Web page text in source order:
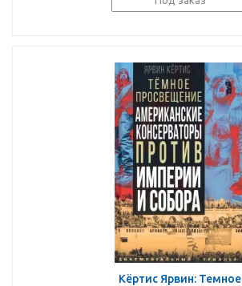
Кёртис Ярвин: Темное